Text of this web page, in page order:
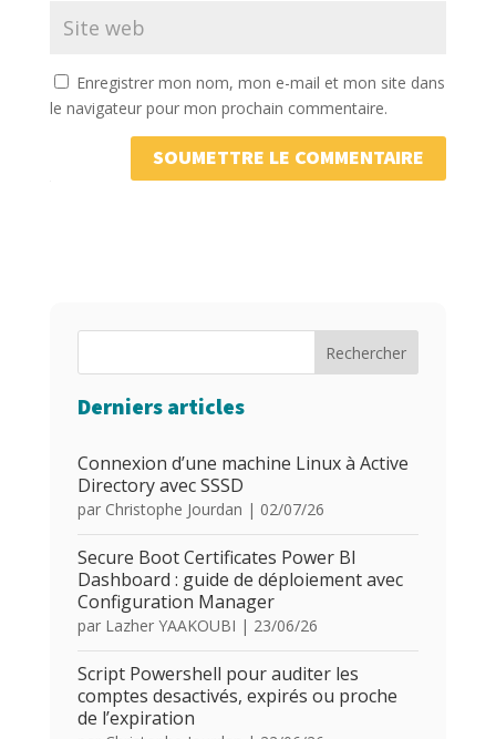
Enregistrer mon nom, mon e-mail et mon site dans
le navigateur pour mon prochain commentaire.
SOUMETTRE LE COMMENTAIRE
Rechercher
Derniers articles
Connexion d’une machine Linux à Active
Directory avec SSSD
par Christophe Jourdan | 02/07/26
Secure Boot Certificates Power BI
Dashboard : guide de déploiement avec
Configuration Manager
par Lazher YAAKOUBI | 23/06/26
Script Powershell pour auditer les
comptes desactivés, expirés ou proche
de l’expiration